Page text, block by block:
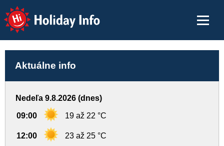
Holiday Info
Aktuálne info
Nedeľa 9.8.2026 (dnes)
09:00 19 až 22 °C
12:00 23 až 25 °C